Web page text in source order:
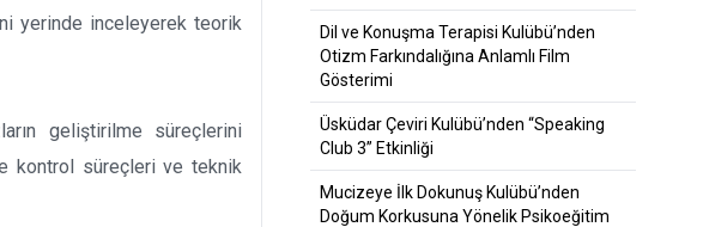
yerinde inceleyerek teorik
geliştirilme süreçlerini
kontrol süreçleri ve teknik
Dil ve Konuşma Terapisi Kulübü’nden
Otizm Farkındalığına Anlamlı Film
Gösterimi
Üsküdar Çeviri Kulübü’nden “Speaking
Club 3” Etkinliği
Mucizeye İlk Dokunuş Kulübü’nden
Doğum Korkusuna Yönelik Psikoeğitim